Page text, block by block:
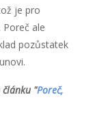
je pro
ale
pozůstatek
článku "Poreč,